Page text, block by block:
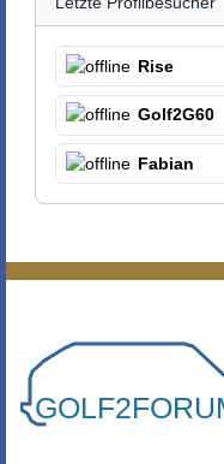
Rise
Golf2G60
Fabian